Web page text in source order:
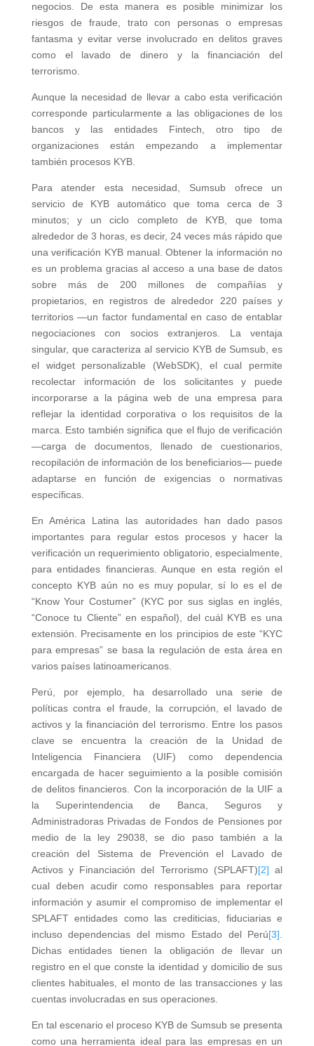
negocios. De esta manera es posible minimizar los
riesgos de fraude, trato con personas o empresas
fantasma y evitar verse involucrado en delitos graves
como el lavado de dinero y la financiación del
terrorismo.
Aunque la necesidad de llevar a cabo esta verificación
corresponde particularmente a las obligaciones de los
bancos y las entidades Fintech, otro tipo de
organizaciones están empezando a implementar
también procesos KYB.
Para atender esta necesidad, Sumsub ofrece un
servicio de KYB automático que toma cerca de 3
minutos; y un ciclo completo de KYB, que toma
alrededor de 3 horas, es decir, 24 veces más rápido que
una verificación KYB manual. Obtener la información no
es un problema gracias al acceso a una base de datos
sobre más de 200 millones de compañías y
propietarios, en registros de alrededor 220 países y
territorios —un factor fundamental en caso de entablar
negociaciones con socios extranjeros. La ventaja
singular, que caracteriza al servicio KYB de Sumsub, es
el widget personalizable (WebSDK), el cual permite
recolectar información de los solicitantes y puede
incorporarse a la página web de una empresa para
reflejar la identidad corporativa o los requisitos de la
marca. Esto también significa que el flujo de verificación
—carga de documentos, llenado de cuestionarios,
recopilación de información de los beneficiarios— puede
adaptarse en función de exigencias o normativas
específicas.
En América Latina las autoridades han dado pasos
importantes para regular estos procesos y hacer la
verificación un requerimiento obligatorio, especialmente,
para entidades financieras. Aunque en esta región el
concepto KYB aún no es muy popular, sí lo es el de
“Know Your Costumer” (KYC por sus siglas en inglés,
“Conoce tu Cliente” en español), del cuál KYB es una
extensión. Precisamente en los principios de este “KYC
para empresas” se basa la regulación de esta área en
varios países latinoamericanos.
Perú, por ejemplo, ha desarrollado una serie de
políticas contra el fraude, la corrupción, el lavado de
activos y la financiación del terrorismo. Entre los pasos
clave se encuentra la creación de la Unidad de
Inteligencia Financiera (UIF) como dependencia
encargada de hacer seguimiento a la posible comisión
de delitos financieros. Con la incorporación de la UIF a
la Superintendencia de Banca, Seguros y
Administradoras Privadas de Fondos de Pensiones por
medio de la ley 29038, se dio paso también a la
creación del Sistema de Prevención el Lavado de
Activos y Financiación del Terrorismo (SPLAFT)[2] al
cual deben acudir como responsables para reportar
información y asumir el compromiso de implementar el
SPLAFT entidades como las crediticias, fiduciarias e
incluso dependencias del mismo Estado del Perú[3]
Dichas entidades tienen la obligación de llevar un
registro en el que conste la identidad y domicilio de sus
clientes habituales, el monto de las transacciones y las
cuentas involucradas en sus operaciones.
En tal escenario el proceso KYB de Sumsub se presenta
como una herramienta ideal para las empresas en un